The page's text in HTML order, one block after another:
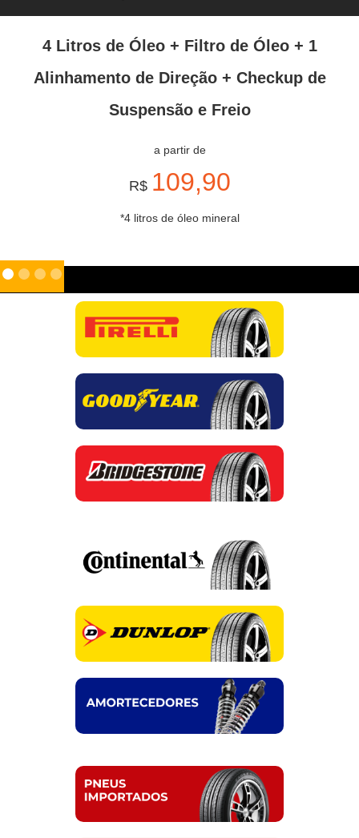
4 Litros de Óleo + Filtro de Óleo + 1
Alinhamento de Direção + Checkup de
Suspensão e Freio
a partir de
R$ 109,90
*4 litros de óleo mineral